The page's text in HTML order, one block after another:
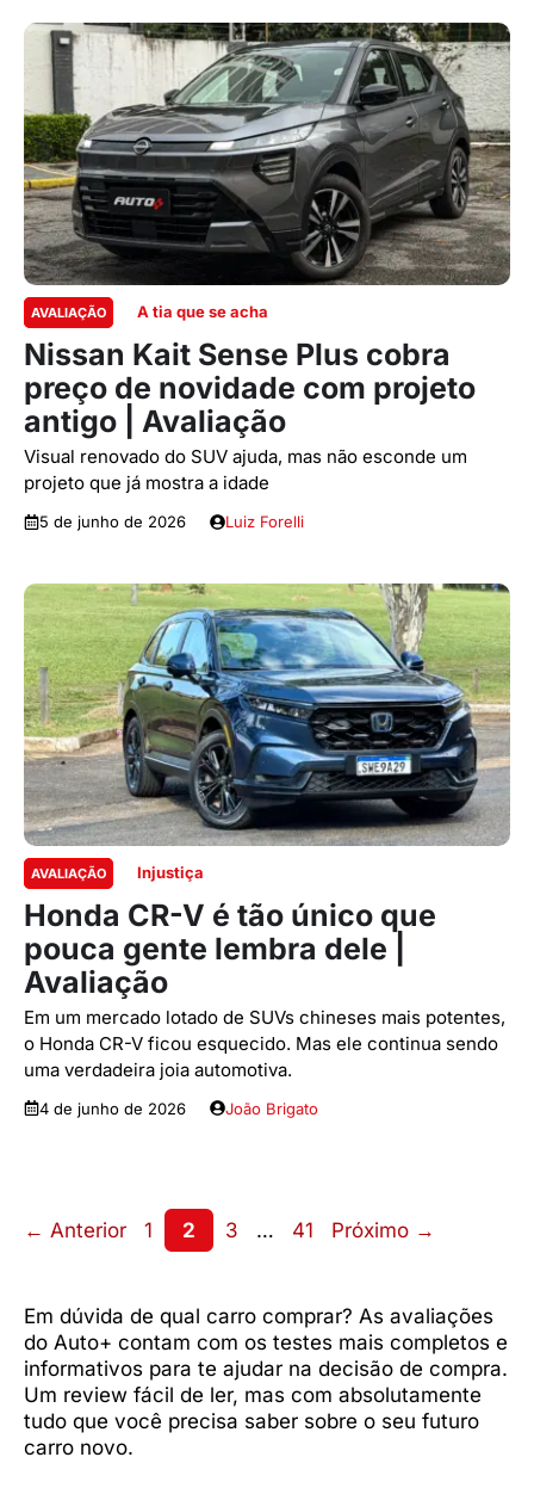
AVALIAÇÃO A tia que se acha
Nissan Kait Sense Plus cobra
preço de novidade com projeto
antigo | Avaliação
Visual renovado do SUV ajuda, mas não esconde um
projeto que já mostra a idade
5 de junho de 2026 Luiz Forelli
AVALIAÇÃO Injustiça
Honda CR-V é tão único que
pouca gente lembra dele |
Avaliação
Em um mercado lotado de SUVs chineses mais potentes,
o Honda CR-V ficou esquecido. Mas ele continua sendo
uma verdadeira joia automotiva.
4 de junho de 2026 João Brigato
← Anterior Page
1 Page
2 Page
3 … Page
41 Próximo →
Em dúvida de qual carro comprar? As avaliações
do Auto+ contam com os testes mais completos e
informativos para te ajudar na decisão de compra.
Um review fácil de ler, mas com absolutamente
tudo que você precisa saber sobre o seu futuro
carro novo.